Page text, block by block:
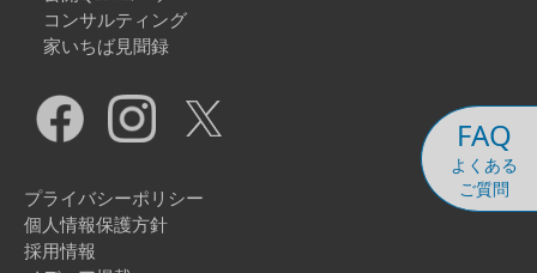
FAQ
よくある
ご質問
コンサルティング
家いちば見聞録
プライバシーポリシー
個人情報保護方針
採用情報